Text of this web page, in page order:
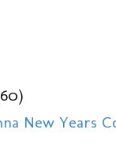
New Years